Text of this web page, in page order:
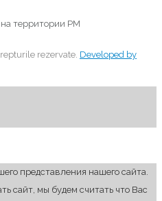
территории РМ
rezervate. Developed by
представления нашего сайта.
сайт, мы будем считать что Вас